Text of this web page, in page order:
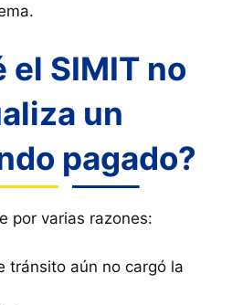
el SIMIT no
un
pagado?
por varias razones:
tránsito aún no cargó la